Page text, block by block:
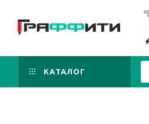
КАТАЛОГ